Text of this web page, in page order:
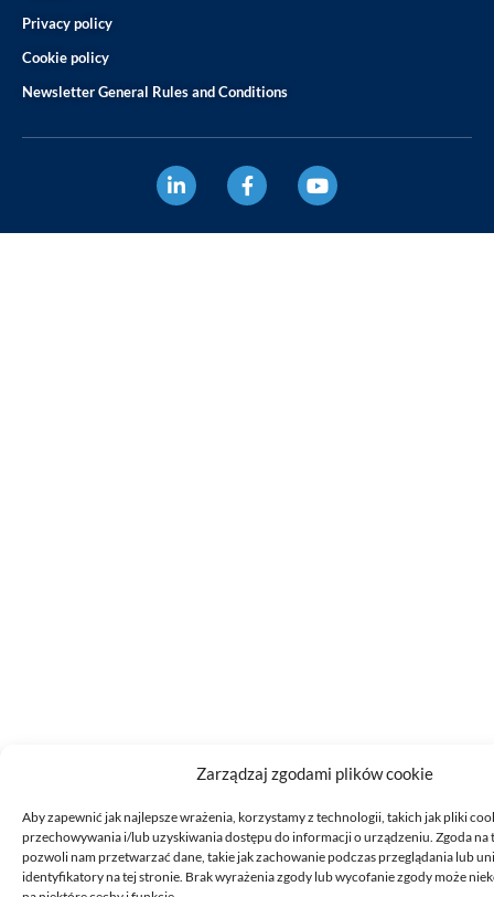
Zarządzaj zgodami plików cookie
Aby zapewnić jak najlepsze wrażenia, korzystamy z technologii, takich jak pliki
przechowywania i/lub uzyskiwania dostępu do informacji o urządzeniu. Zgoda na
pozwoli nam przetwarzać dane, takie jak zachowanie podczas przeglądania lub
identyfikatory na tej stronie. Brak wyrażenia zgody lub wycofanie zgody może
Privacy policy
Cookie policy
Newsletter General Rules and Conditions